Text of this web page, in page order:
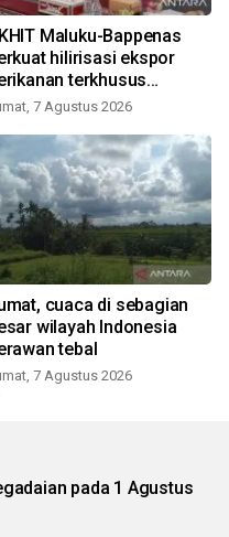
Maluku-Bappenas
hilirisasi ekspor
terkhusus
TCT
7 Agustus 2026
cuaca di sebagian
wilayah Indonesia
tebal
7 Agustus 2026
pada 1 Agustus